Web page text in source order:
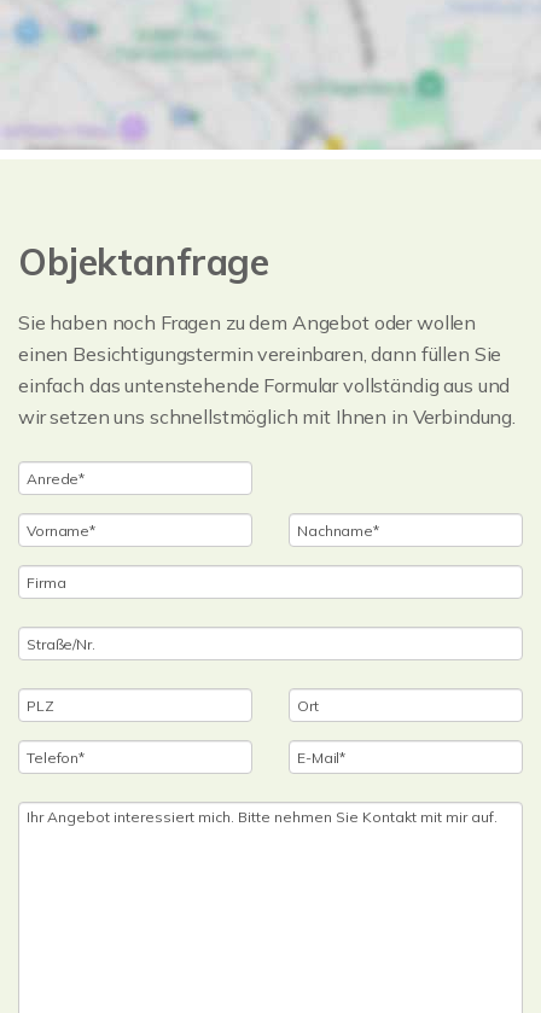
Objektanfrage
Sie haben noch Fragen zu dem Angebot oder wollen
einen Besichtigungstermin vereinbaren, dann füllen Sie
einfach das untenstehende Formular vollständig aus und
wir setzen uns schnellstmöglich mit Ihnen in Verbindung.